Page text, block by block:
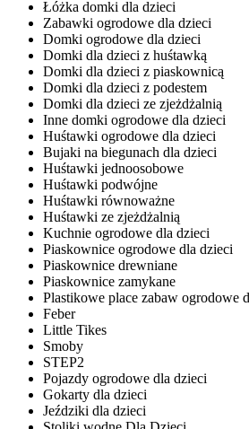
Łóżka domki dla dzieci
Zabawki ogrodowe dla dzieci
Domki ogrodowe dla dzieci
Domki dla dzieci z huśtawką
Domki dla dzieci z piaskownicą
Domki dla dzieci z podestem
Domki dla dzieci ze zjeżdżalnią
Inne domki ogrodowe dla dzieci
Huśtawki ogrodowe dla dzieci
Bujaki na biegunach dla dzieci
Huśtawki jednoosobowe
Huśtawki podwójne
Huśtawki równoważne
Huśtawki ze zjeżdżalnią
Kuchnie ogrodowe dla dzieci
Piaskownice ogrodowe dla dzieci
Piaskownice drewniane
Piaskownice zamykane
Plastikowe place zabaw ogrodowe
Feber
Little Tikes
Smoby
STEP2
Pojazdy ogrodowe dla dzieci
Gokarty dla dzieci
Jeździki dla dzieci